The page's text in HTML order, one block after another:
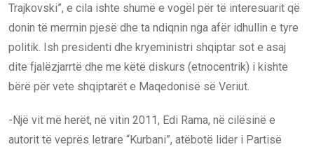
Trajkovski”, e cila ishte shumë e vogël për të interesuarit që
donin të merrnin pjesë dhe ta ndiqnin nga afër idhullin e tyre
politik. Ish presidenti dhe kryeministri shqiptar sot e asaj
dite fjalëzjarrtë dhe me këtë diskurs (etnocentrik) i kishte
bërë për vete shqiptarët e Maqedonisë së Veriut.
-Një vit më herët, në vitin 2011, Edi Rama, në cilësinë e
autorit të veprës letrare “Kurbani”, atëbotë lider i Partisë